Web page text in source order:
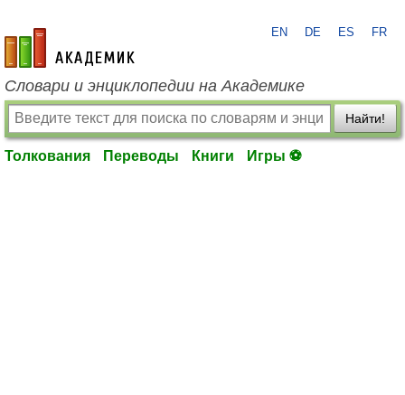
academic.ru
EN DE ES FR
Словари и энциклопедии на Академике
Найти!
Толкования Переводы Книги Игры ⚽